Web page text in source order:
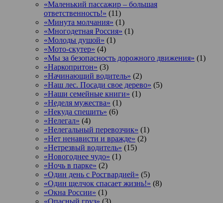
«Маленький пассажир – большая
ответственность!» (11)
«Минута молчания» (1)
«Многодетная Россия» (1)
«Молоды душой» (1)
«Мото-скутер» (4)
«Мы за безопасность дорожного движения» (1)
«Наркопритон» (3)
«Начинающий водитель» (2)
«Наш лес. Посади свое дерево» (5)
«Наши семейные книги» (1)
«Неделя мужества» (1)
«Некуда спешить» (6)
«Нелегал» (4)
«Нелегальный перевозчик» (1)
«Нет ненависти и вражде» (2)
«Нетрезвый водитель» (15)
«Новогоднее чудо» (1)
«Ночь в парке» (2)
«Один день с Росгвардией» (5)
«Один щелчок спасает жизнь!» (8)
«Окна России» (1)
«Опасный груз» (3)